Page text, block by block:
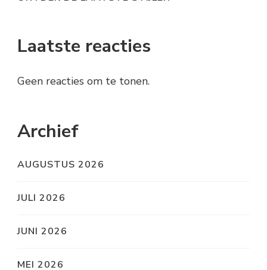
Laatste reacties
Geen reacties om te tonen.
Archief
AUGUSTUS 2026
JULI 2026
JUNI 2026
MEI 2026